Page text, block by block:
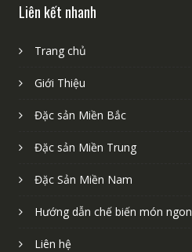
Liên kết nhanh
Trang chủ
Giới Thiệu
Đặc sản Miền Bắc
Đặc sản Miền Trung
Đặc Sản Miền Nam
Hướng dẫn chế biến món ngon
Liên hệ